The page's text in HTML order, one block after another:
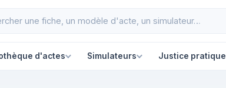
d'actes Simulateurs Justice pratique